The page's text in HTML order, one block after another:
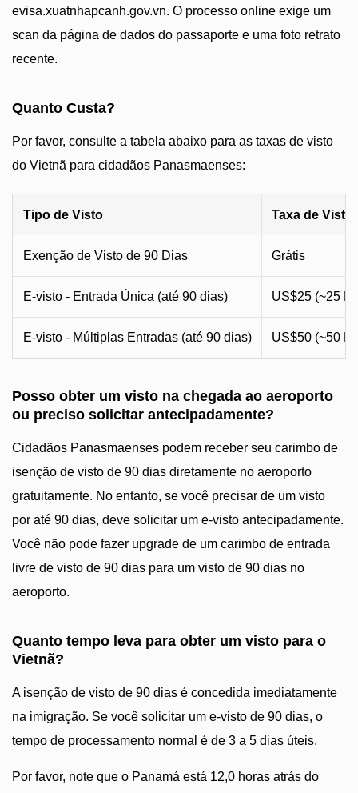
evisa.xuatnhapcanh.gov.vn. O processo online exige um
scan da página de dados do passaporte e uma foto retrato
recente.
Quanto Custa?
Por favor, consulte a tabela abaixo para as taxas de visto
do Vietnã para cidadãos Panasmaenses:
Tipo de Visto Taxa de Visto
Exenção de Visto de 90 Dias Grátis
E-visto - Entrada Única (até 90 dias) US$25 (~25
E-visto - Múltiplas Entradas (até 90 dias) US$50 (~50
Posso obter um visto na chegada ao aeroporto
ou preciso solicitar antecipadamente?
Cidadãos Panasmaenses podem receber seu carimbo de
isenção de visto de 90 dias diretamente no aeroporto
gratuitamente. No entanto, se você precisar de um visto
por até 90 dias, deve solicitar um e-visto antecipadamente.
Você não pode fazer upgrade de um carimbo de entrada
livre de visto de 90 dias para um visto de 90 dias no
aeroporto.
Quanto tempo leva para obter um visto para o
Vietnã?
A isenção de visto de 90 dias é concedida imediatamente
na imigração. Se você solicitar um e-visto de 90 dias, o
tempo de processamento normal é de 3 a 5 dias úteis.
Por favor, note que o Panamá está 12,0 horas atrás do